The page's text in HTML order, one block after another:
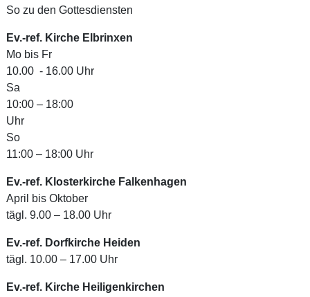
So zu den Gottesdiensten
Ev.-ref. Kirche Elbrinxen
Mo bis Fr
10.00 - 16.00 Uhr
Sa
10:00 – 18:00
Uhr
So
11:00 – 18:00 Uhr
Ev.-ref. Klosterkirche Falkenhagen
April bis Oktober
tägl. 9.00 – 18.00 Uhr
Ev.-ref. Dorfkirche Heiden
tägl. 10.00 – 17.00 Uhr
Ev.-ref. Kirche Heiligenkirchen